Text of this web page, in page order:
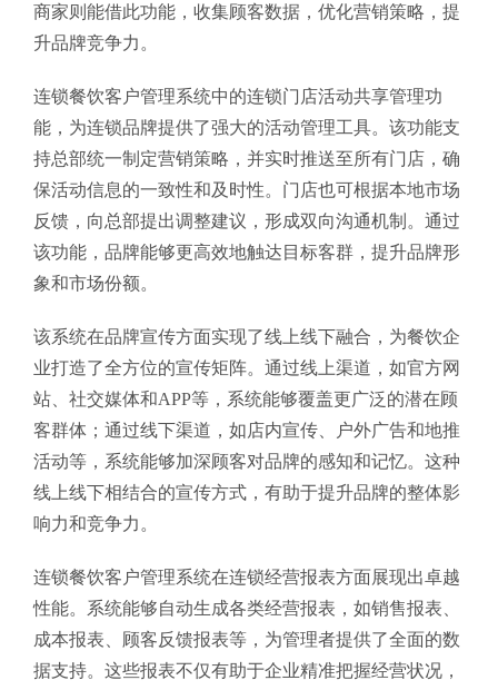
商家则能借此功能，收集顾客数据，优化营销策略，提
升品牌竞争力。
连锁餐饮客户管理系统中的连锁门店活动共享管理功
能，为连锁品牌提供了强大的活动管理工具。该功能支
持总部统一制定营销策略，并实时推送至所有门店，确
保活动信息的一致性和及时性。门店也可根据本地市场
反馈，向总部提出调整建议，形成双向沟通机制。通过
该功能，品牌能够更高效地触达目标客群，提升品牌形
象和市场份额。
该系统在品牌宣传方面实现了线上线下融合，为餐饮企
业打造了全方位的宣传矩阵。通过线上渠道，如官方网
站、社交媒体和APP等，系统能够覆盖更广泛的潜在顾
客群体；通过线下渠道，如店内宣传、户外广告和地推
活动等，系统能够加深顾客对品牌的感知和记忆。这种
线上线下相结合的宣传方式，有助于提升品牌的整体影
响力和竞争力。
连锁餐饮客户管理系统在连锁经营报表方面展现出卓越
性能。系统能够自动生成各类经营报表，如销售报表、
成本报表、顾客反馈报表等，为管理者提供了全面的数
据支持。这些报表不仅有助于企业精准把握经营状况，